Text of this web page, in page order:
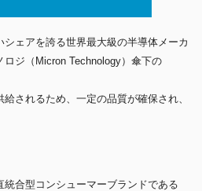
シェアを誇る世界最大級の半導体メーカ
ジ（Micron Technology）傘下の
されるため、一定の品質が確保され、
合型コンシューマーブランドである